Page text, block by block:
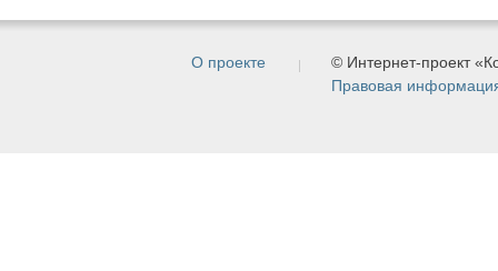
О проекте
© Интернет-проект
Правовая